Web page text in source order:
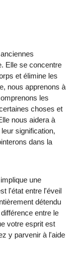
Elle se concentre
et élimine les
nous apprenons à
les
choses et
nous aidera à
signification,
dans la
une
l'état entre l'éveil
détendu
entre le
votre esprit est
y parvenir à l'aide